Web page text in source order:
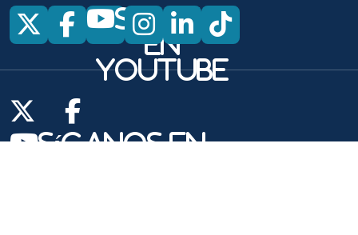
Síganos en X
Síganos en Facebook
Síganos
en
YouTube
Síganos en
Síganos en
Síganos
Síganos en X
Síganos en Facebook
Síganos en